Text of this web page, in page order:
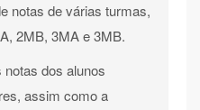
notas de várias turmas,
2MB, 3MA e 3MB.
dos alunos
assim como a